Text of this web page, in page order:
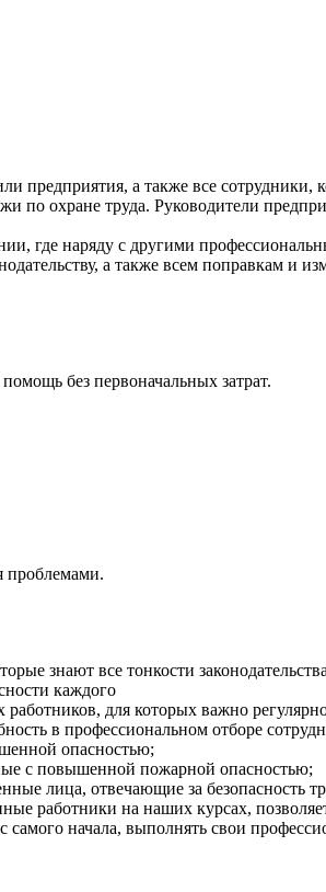
предприятия, а также все
по охране труда. Руководители
где наряду с другими
а также всем поправкам и
без первоначальных затрат.
проблемами.
знают все тонкости
каждого
для которых важно
в профессиональном отборе
опасностью;
с повышенной пожарной опасностью;
лица, отвечающие за безопасность
работники на наших курсах,
самого начала, выполнять свои